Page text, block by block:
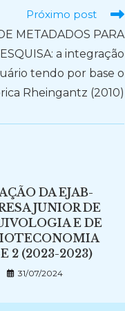
Próximo post
METADADOS PARA
a integração
tendo por base o
Rheingantz (2010)
DA EJAB-
JUNIOR DE
E DE
2 (2023-2023)
31/07/2024